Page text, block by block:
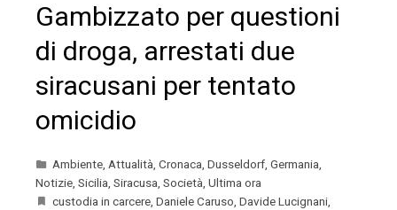
Gambizzato per questioni
di droga, arrestati due
siracusani per tentato
omicidio
Ambiente, Attualità, Cronaca, Dusseldorf, Germania,
Notizie, Sicilia, Siracusa, Società, Ultima ora
custodia in carcere, Daniele Caruso, Davide Lucignani,